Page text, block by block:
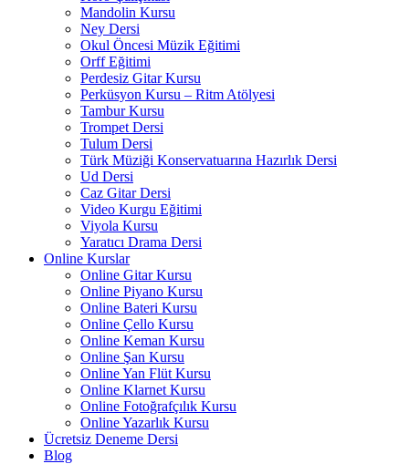
Mandolin Kursu
Ney Dersi
Okul Öncesi Müzik Eğitimi
Orff Eğitimi
Perdesiz Gitar Kursu
Perküsyon Kursu – Ritm Atölyesi
Tambur Kursu
Trompet Dersi
Tulum Dersi
Türk Müziği Konservatuarına Hazırlık Dersi
Ud Dersi
Caz Gitar Dersi
Video Kurgu Eğitimi
Viyola Kursu
Yaratıcı Drama Dersi
Online Kurslar
Online Gitar Kursu
Online Piyano Kursu
Online Bateri Kursu
Online Çello Kursu
Online Keman Kursu
Online Şan Kursu
Online Yan Flüt Kursu
Online Klarnet Kursu
Online Fotoğrafçılık Kursu
Online Yazarlık Kursu
Ücretsiz Deneme Dersi
Blog